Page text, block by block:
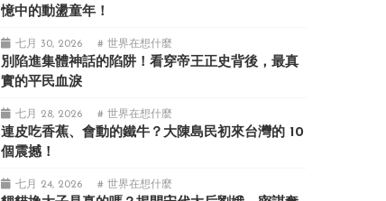
憶中的動盪童年！
七月 30, 2026 # 世界在想什麼
別陷進集體神話的陷阱！看穿帝王正史背後，最真
實的平民血淚
七月 28, 2026 # 世界在想什麼
連皮吃香蕉、會動的鐵牛？大陳島民初來台灣的 10
個震撼！
七月 24, 2026 # 世界在想什麼